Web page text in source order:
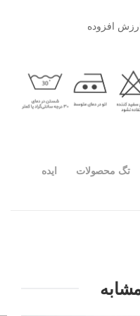
بر ارزش افزوده
تگ محصولات ایده